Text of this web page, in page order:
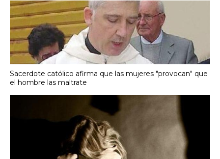
Sacerdote católico afirma que las mujeres "provocan" que
el hombre las maltrate